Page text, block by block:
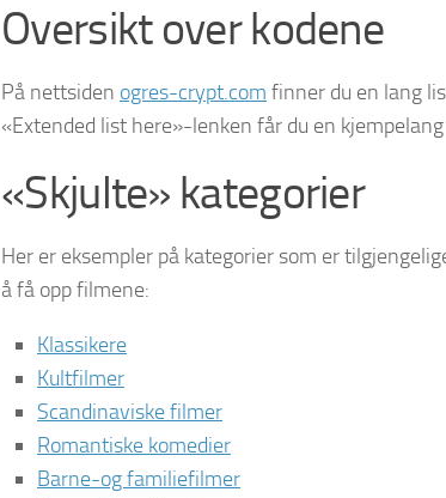
Oversikt over kodene
På nettsiden ogres-crypt.com finner du en lang
«Extended list here»-lenken får du en
«Skjulte» kategorier
Her er eksempler på kategorier som er
å få opp filmene:
Klassikere
Kultfilmer
Scandinaviske filmer
Romantiske komedier
Barne-og familiefilmer